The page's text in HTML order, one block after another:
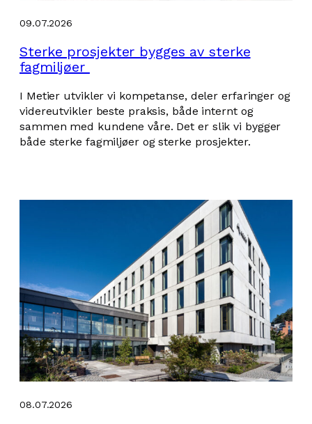
09.07.2026
Sterke prosjekter bygges av sterke
fagmiljøer
I Metier utvikler vi kompetanse, deler erfaringer og
videreutvikler beste praksis, både internt og
sammen med kundene våre. Det er slik vi bygger
både sterke fagmiljøer og sterke prosjekter.
08.07.2026